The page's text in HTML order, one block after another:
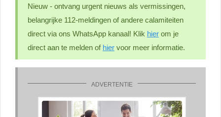
Nieuw - ontvang urgent nieuws als vermissingen,
belangrijke 112-meldingen of andere calamiteiten
direct via ons WhatsApp kanaal! Klik hier om je
direct aan te melden of hier voor meer informatie.